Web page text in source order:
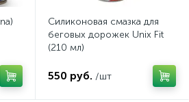
Силиконовая смазка для
беговых дорожек Unix Fit
(210 мл)
550 руб. /шт